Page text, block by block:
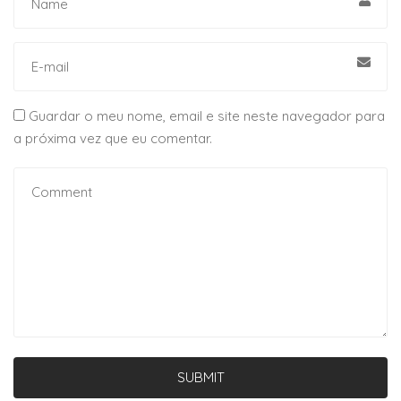
Guardar o meu nome, email e site neste navegador para
a próxima vez que eu comentar.
SUBMIT